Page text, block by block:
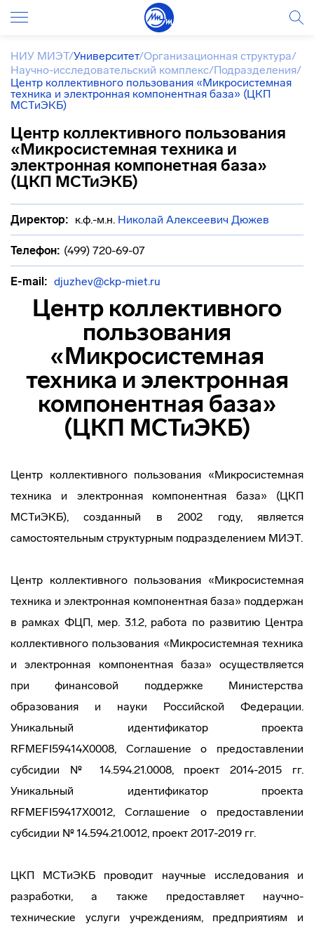
НИУ МИЭТ/Университет/Организационная структура/
Научно-исследовательский комплекс/Подразделения/
Центр коллективного пользования «Микросистемная
техника и электронная компонентная база» (ЦКП
МСТиЭКБ)
Центр коллективного пользования
«Микросистемная техника и
электронная компонетная база»
(ЦКП МСТиЭКБ)
Директор: к.ф.-м.н. Николай Алексеевич Дюжев
Телефон: (499) 720-69-07
E-mail: djuzhev@ckp-miet.ru
Центр коллективного
пользования
«Микросистемная
техника и электронная
компонентная база»
(ЦКП МСТиЭКБ)
Центр коллективного пользования «Микросистемная
техника и электронная компонентная база» (ЦКП
МСТиЭКБ), созданный в 2002 году, является
самостоятельным структурным подразделением МИЭТ.
Центр коллективного пользования «Микросистемная
техника и электронная компонентная база» поддержан
в рамках ФЦП, мер. 3.1.2, работа по развитию Центра
коллективного пользования «Микросистемная техника
и электронная компонентная база» осуществляется
при финансовой поддержке Министерства
образования и науки Российской Федерации.
Уникальный идентификатор проекта
RFMEFI59414X0008, Соглашение о предоставлении
субсидии № 14.594.21.0008, проект 2014-2015 гг.
Уникальный идентификатор проекта
RFMEFI59417X0012, Соглашение о предоставлении
субсидии № 14.594.21.0012, проект 2017-2019 гг.
ЦКП МСТиЭКБ проводит научные исследования и
разработки, а также предоставляет научно-
технические услуги учреждениям, предприятиям и